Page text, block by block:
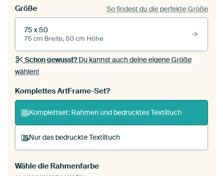
Größe So findest du die perfekte Größe
75 x 50
75 cm Breite, 50 cm Höhe
Schon gewusst?Du kannst auch deine eigene Größe
wählen!
Komplettes ArtFrame-Set?
Komplettset: Rahmen und bedrucktes Textiltuch
Nur das bedruckte Textiltuch
Du spannst einen wechselbaren Textiltuch in
Wähle die Rahmenfarbe